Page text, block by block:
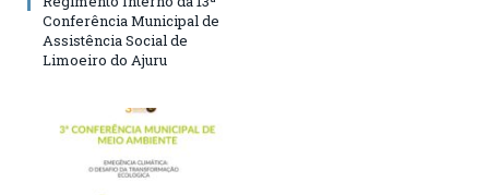
Conferência Municipal de
Assistência Social de
Limoeiro do Ajuru